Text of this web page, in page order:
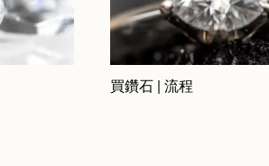
買鑽石 | 流程